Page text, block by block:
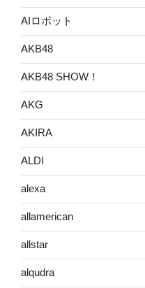
AIロボット
AKB48
AKB48 SHOW！
AKG
AKIRA
ALDI
alexa
allamerican
allstar
alqudra